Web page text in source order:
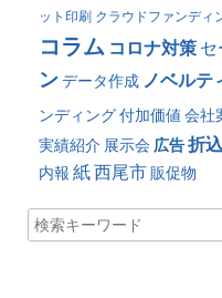
ット印刷 クラウドファンディ
コラム コロナ対策
ンデータ作成 ノベルテ
ンディング付加価値 会社
実績紹介 展示会 広告折
内報 紙西尾市 販促物